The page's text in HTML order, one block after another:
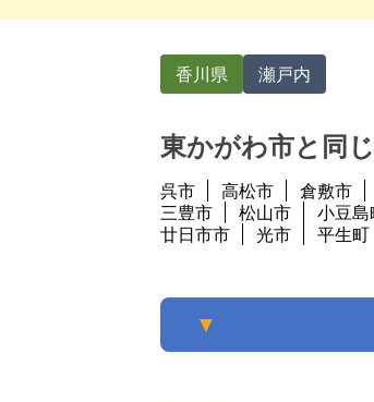
香川県 瀬戸内
東かがわ市と同
呉市 高松市 倉敷市
三豊市
松山市 小豆島
廿日市市
光市 平生町
▼